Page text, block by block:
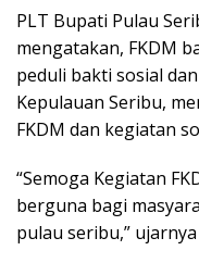
PLT Bupati Pulau
mengatakan, FKDM
peduli bakti sosial
Kepulauan Seribu,
FKDM dan kegiatan
“Semoga Kegiatan
berguna bagi
pulau seribu,” ujarnya